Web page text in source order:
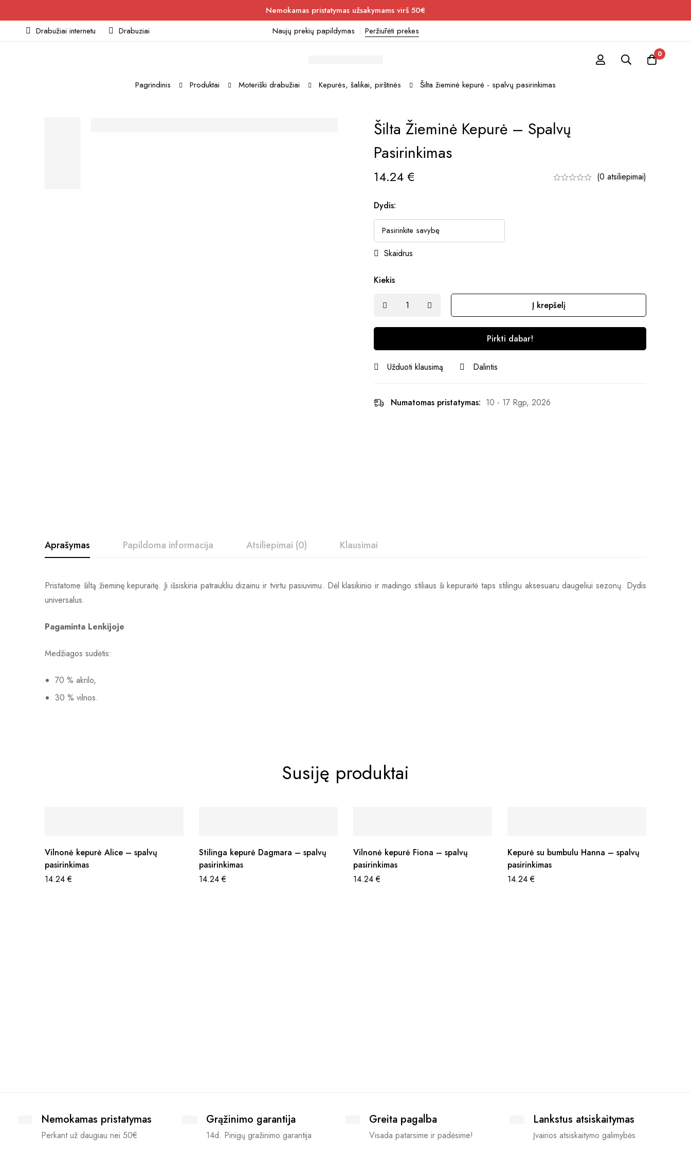
Nemokamas pristatymas užsakymams virš 50€
Drabužiai internetu
Drabuziai Naujų prekių papildymas Peržiūrėti prekes
0
Pagrindinis Produktai Moteriški drabužiai Kepurės, šalikai, pirštinės Šilta žieminė kepurė - spalvų pasirinkimas
Šilta Žieminė Kepurė – Spalvų
Pasirinkimas
14.24 € (0 atsiliepimai)
Dydis:
Skaidrus
Kiekis
Į krepšelį
Pirkti dabar!
Užduoti klausimą Dalintis
Numatomas pristatymas: 10 - 17 Rgp, 2026
Aprašymas Papildoma informacija Atsiliepimai (0) Klausimai
Pristatome šiltą žieminę kepuraitę. Ji išsiskiria patraukliu dizainu ir tvirtu pasiuvimu. Dėl klasikinio ir madingo stiliaus ši kepuraitė taps stilingu aksesuaru daugeliui sezonų. Dydis
universalus.
Pagaminta Lenkijoje
Medžiagos sudėtis:
70 % akrilo,
30 % vilnos.
Susiję produktai
Vilnonė kepurė Alice – spalvų
pasirinkimas
14.24€
Stilinga kepurė Dagmara – spalvų
pasirinkimas
14.24€
Vilnonė kepurė Fiona – spalvų
pasirinkimas
14.24€
Kepurė su bumbulu Hanna – spalvų
pasirinkimas
14.24€
Nemokamas pristatymas
Perkant už daugiau nei 50€
Grąžinimo garantija
14d. Pinigų gražinimo garantija
Greita pagalba
Visada patarsime ir padėsime!
Lankstus atsiskaitymas
Įvairios atsiskaitymo galimybės